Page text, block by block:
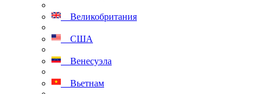
Великобритания
США
Венесуэла
Вьетнам